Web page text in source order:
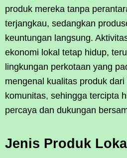
produk mereka tanpa
terjangkau, sedangkan
keuntungan langsung.
ekonomi lokal tetap hidup,
lingkungan perkotaan yang
mengenal kualitas produk
komunitas, sehingga tercipta
percaya dan dukungan
Jenis Produk